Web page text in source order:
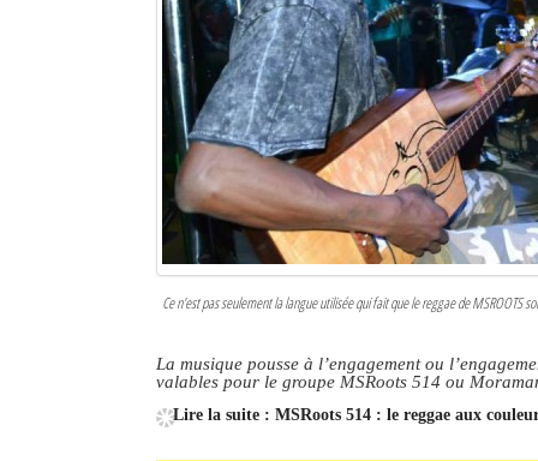
Ce n’est pas seulement la langue utilisée qui fait que le reggae de
La musique pousse à l’engagement ou
valables pour le groupe MSRoots 514 ou
Lire la suite : MSRoots 514 : le reggae aux